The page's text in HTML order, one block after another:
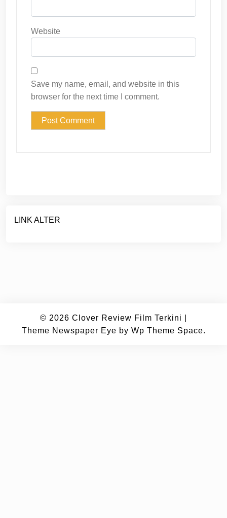
Website
Save my name, email, and website in this
browser for the next time I comment.
LINK ALTER
© 2026 Clover Review Film Terkini
Theme Newspaper Eye by Wp Theme Space.